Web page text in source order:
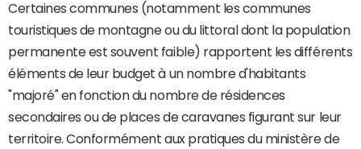
Certaines communes (notamment les communes
touristiques de montagne ou du littoral dont la population
permanente est souvent faible) rapportent les différents
éléments de leur budget à un nombre d'habitants
"majoré" en fonction du nombre de résidences
secondaires ou de places de caravanes figurant sur leur
territoire. Conformément aux pratiques du ministère de